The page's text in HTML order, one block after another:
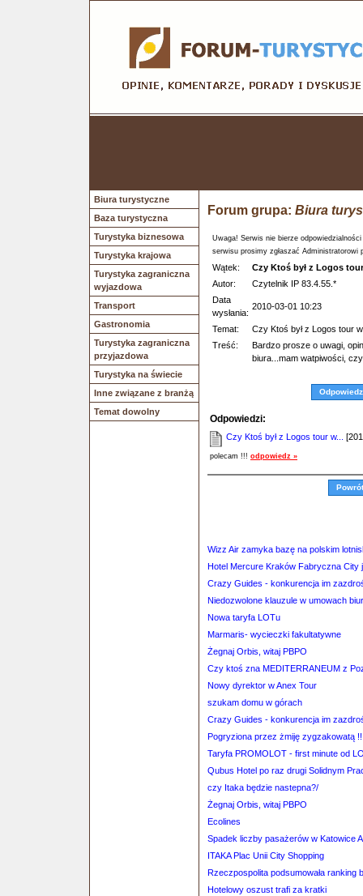
Biura turystyczne
Baza turystyczna
Turystyka biznesowa
Turystyka krajowa
Turystyka zagraniczna
wyjazdowa
Transport
Gastronomia
Turystyka zagraniczna
przyjazdowa
Turystyka na świecie
Inne związane z branżą
Temat dowolny
Forum grupa: Biura
Uwaga! Serwis nie bierze
serwisu prosimy zgłaszać Administratorowi
Wątek:
Czy Ktoś był z Logos
Autor:
Czytelnik IP 83.4.55.*
Data
wysłania:
2010-03-01 10:23
Temat:
Czy Ktoś był z Logos tour
Treść:
Bardzo prosze o uwagi,
biura...mam watpiwości,
Odpowiedz
Odpowiedzi:
Czy Ktoś był z Logos tour w...
polecam !!! odpowiedz »
Wizz Air zamyka bazę na polskim
Hotel Mercure Kraków Fabryczna City
Crazy Guides - konkurencja im
Niedozwolone klauzule w umowach
Nowa taryfa LOTu
Marmaris- wycieczki fakultatywne
Żegnaj Orbis, witaj PBPO
Czy ktoś zna MEDITERRANEUM z
Nowy dyrektor w Anex Tour
szukam domu w górach
Crazy Guides - konkurencja im
Pogryziona przez żmiję zygzakowatą !!
Taryfa PROMOLOT - first minute od
Qubus Hotel po raz drugi Solidnym
czy Itaka będzie nastepna?/
Żegnaj Orbis, witaj PBPO
Ecolines
Spadek liczby pasażerów w Katowice
ITAKA Plac Unii City Shopping
Rzeczpospolita podsumowała ranking
Hotelowy oszust trafi za kratki